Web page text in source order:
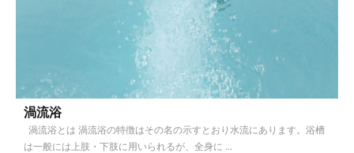
渦流浴
渦流浴とは 渦流浴の特徴はその名の示すとおり水流にあります。浴槽
は一般には上肢・下肢に用いられるが、全身に ...